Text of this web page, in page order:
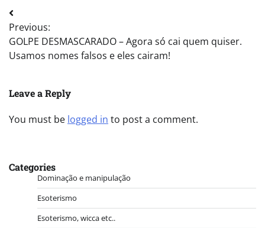
Post
navigation
Previous:
GOLPE DESMASCARADO – Agora só cai quem quiser.
Usamos nomes falsos e eles cairam!
Leave a Reply
You must be logged in to post a comment.
Categories
Dominação e manipulação
Esoterismo
Esoterismo, wicca etc..